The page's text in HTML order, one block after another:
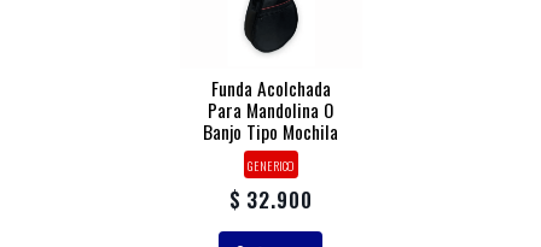
Funda Acolchada
Para Mandolina O
Banjo Tipo Mochila
GENERICO
$ 32.900